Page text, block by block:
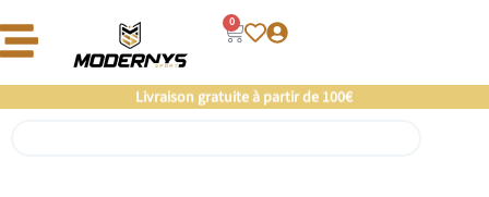
au
0
Panier
Livraison gratuite à partir de 100€
Offre un 🎁 Moderny’s : Coup de 💘 assuré